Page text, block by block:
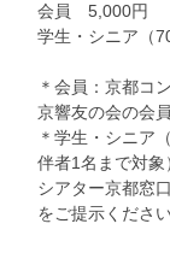
会員 5,000円
学生・シニア（
＊会員：京都コ
京響友の会の会
＊学生・シニア
伴者1名まで対
シアター京都窓
をご提示ください